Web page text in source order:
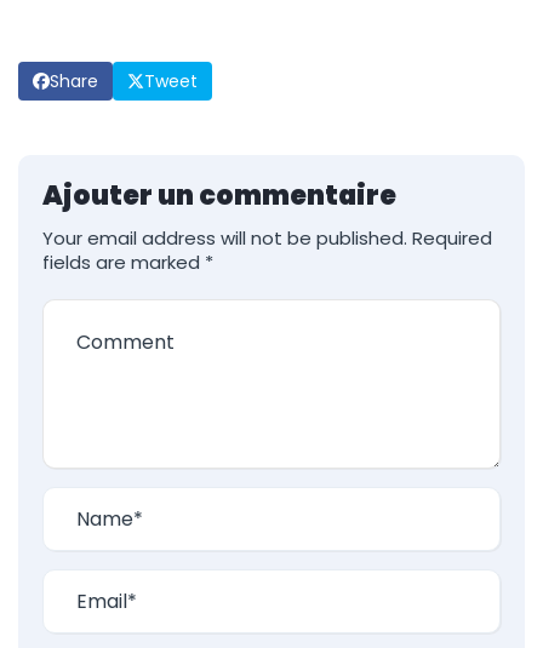
Share Tweet
Ajouter un commentaire
Your email address will not be published. Required
fields are marked *